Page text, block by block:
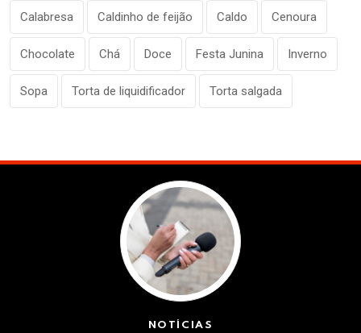
Calabresa Caldinho de feijão Caldo Cenoura
Chocolate Chá Doce Festa Junina Inverno
Sopa Torta de liquidificador Torta salgada
NOTÍCIAS